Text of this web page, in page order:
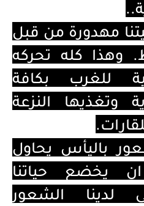
مهدورة من قبل
وهذا كله تحركه
للغرب بكافة
وتغذيها النزعة
باليأس يحاول
ان يخضع حياتنا
لدينا الشعور